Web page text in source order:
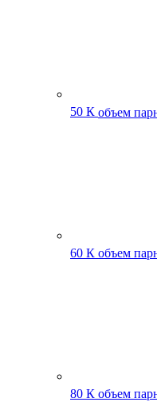
50 К объем
60 К объем
80 К объем